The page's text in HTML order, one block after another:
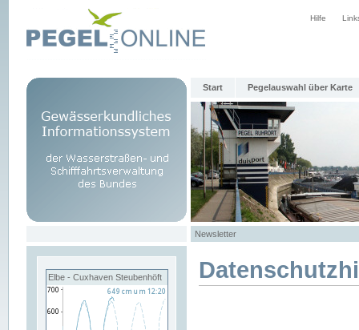
Hilfe
Start Pegelauswahl über Karte
Newsletter
Elbe - Cuxhaven Steubenhöft